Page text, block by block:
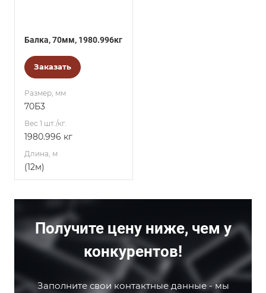
Балка, 70мм, 1980.996кг
Заказать
Размер, мм
70Б3
Вес 1 шт./кг.
1980.996 кг
Длина, м
(12м)
Получите цену ниже, чем у
конкурентов!
Заполните свои контактные данные - мы